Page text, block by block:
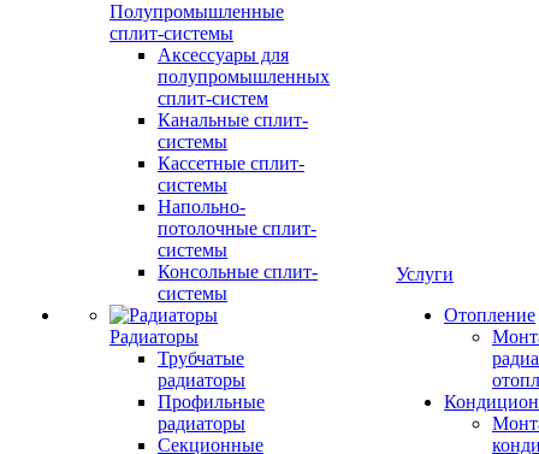
Полупромышленные
сплит-системы
Аксессуары для
полупромышленных
сплит-систем
Канальные сплит-
системы
Кассетные сплит-
системы
Напольно-
потолочные сплит-
системы
Консольные сплит-
системы
Радиаторы
Трубчатые
радиаторы
Профильные
радиаторы
Секционные
Услуги
Отопление